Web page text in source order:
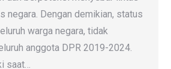
negara. Dengan demikian, status
warga negara, tidak
anggota DPR 2019-2024.
saat…